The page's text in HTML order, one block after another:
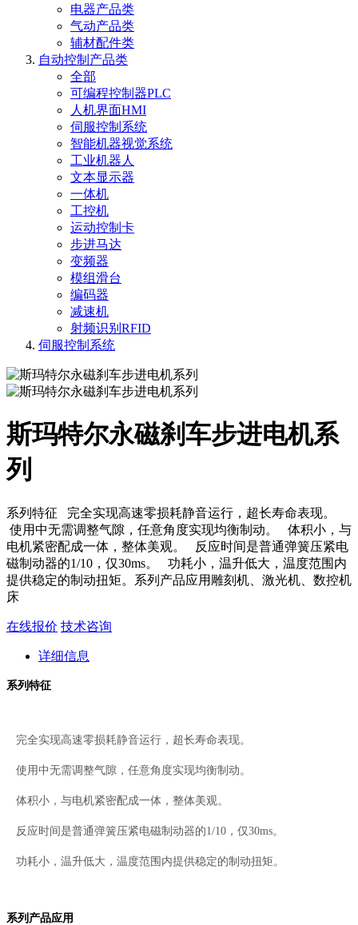
电器产品类
气动产品类
辅材配件类
自动控制产品类
全部
可编程控制器PLC
人机界面HMI
伺服控制系统
智能机器视觉系统
工业机器人
文本显示器
一体机
工控机
运动控制卡
步进马达
变频器
模组滑台
编码器
减速机
射频识别RFID
伺服控制系统
斯玛特尔永磁刹车步进电机系
列
系列特征 完全实现高速零损耗静音运行，超长寿命表现。
使用中无需调整气隙，任意角度实现均衡制动。 体积小，与
电机紧密配成一体，整体美观。 反应时间是普通弹簧压紧电
磁制动器的1/10，仅30ms。 功耗小，温升低大，温度范围内
提供稳定的制动扭矩。系列产品应用雕刻机、激光机、数控机
床
在线报价 技术咨询
详细信息
系列特征
完全实现高速零损耗静音运行，超长寿命表现。
使用中无需调整气隙，任意角度实现均衡制动。
体积小，与电机紧密配成一体，整体美观。
反应时间是普通弹簧压紧电磁制动器的1/10，仅30ms。
功耗小，温升低大，温度范围内提供稳定的制动扭矩 。
系列产品应用